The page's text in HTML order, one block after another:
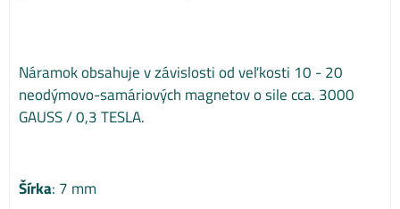
Náramok obsahuje v závislosti od veľkosti 10 - 20
neodýmovo-samáriových magnetov o sile cca. 3000
GAUSS / 0,3 TESLA.
Šírka: 7 mm